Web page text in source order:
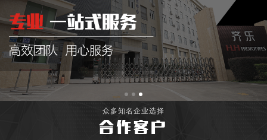
众多知名企业选择
合作客户